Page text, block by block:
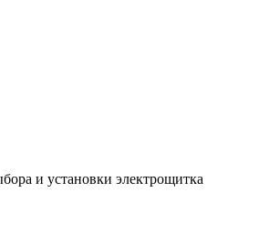
и установки электрощитка